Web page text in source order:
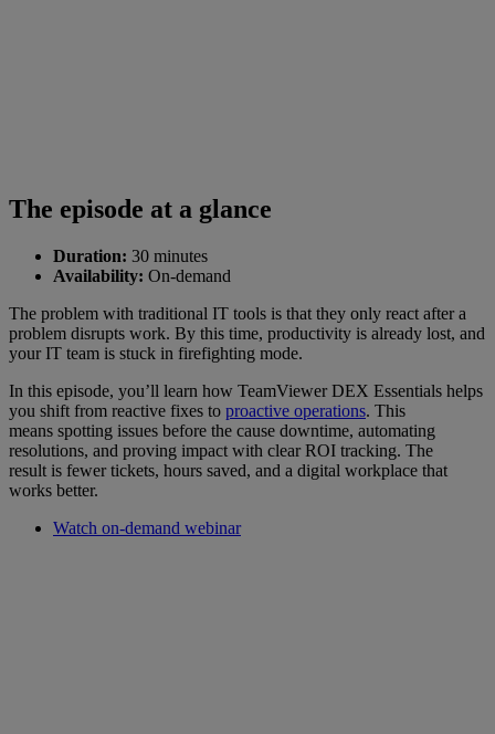
The episode at a glance
Duration: 30 minutes
Availability: On-demand
The problem with traditional IT tools is that they only react after a
problem disrupts work. By this time, productivity is already lost, and
your IT team is stuck in firefighting mode.
In this episode, you’ll learn how TeamViewer DEX Essentials helps
you shift from reactive fixes to proactive operations. This
means spotting issues before the cause downtime, automating
resolutions, and proving impact with clear ROI tracking. The
result is fewer tickets, hours saved, and a digital workplace that
works better.
Watch on-demand webinar